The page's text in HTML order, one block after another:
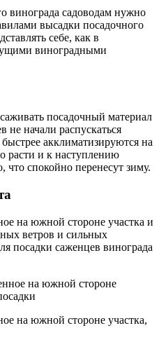
винограда садоводам нужно
высадки посадочного
себе, как в
виноградными
посадочный материал
не начали распускаться
акклиматизируются на
расти и к наступлению
что спокойно перенесут зиму.
на южной стороне участка и
ветров и сильных
посадки саженцев винограда
на южной стороне участка,